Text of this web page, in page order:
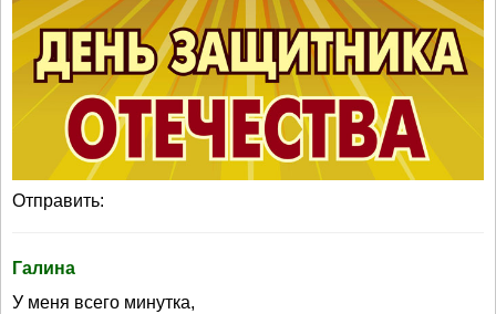
Отправить:
Галина
У меня всего минутка,